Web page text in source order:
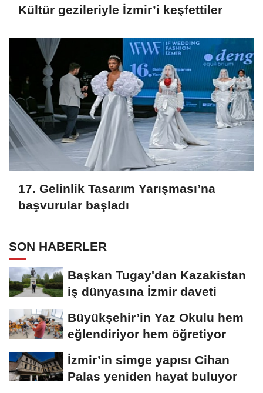
Kültür gezileriyle İzmir’i keşfettiler
17. Gelinlik Tasarım Yarışması’na
başvurular başladı
SON HABERLER
Başkan Tugay'dan Kazakistan
iş dünyasına İzmir daveti
Büyükşehir’in Yaz Okulu hem
eğlendiriyor hem öğretiyor
İzmir’in simge yapısı Cihan
Palas yeniden hayat buluyor